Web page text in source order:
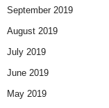
September 2019
August 2019
July 2019
June 2019
May 2019